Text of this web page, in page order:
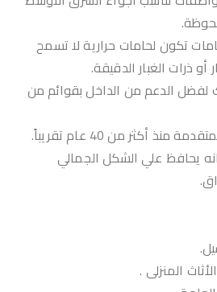
تكون لحامات حرارية لا تسمح
أو ذرات الغبار الدقيقة.
لفضل الدعم من الداخل بقوائم من
أكثر من 40 عام تقريباً.
يحافظ علي الشكل الجمالي
المنزلى .